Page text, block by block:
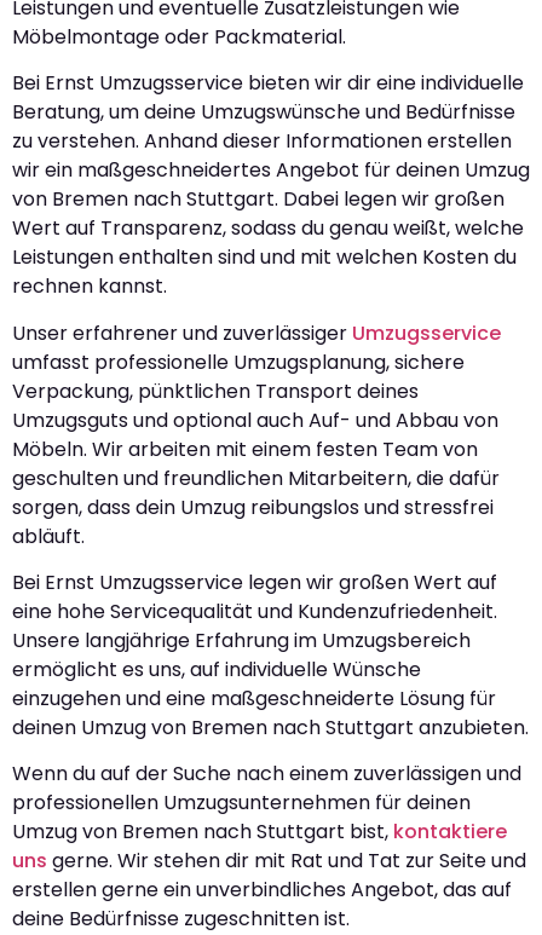
Leistungen und eventuelle Zusatzleistungen wie
Möbelmontage oder Packmaterial.
Bei Ernst Umzugsservice bieten wir dir eine individuelle
Beratung, um deine Umzugswünsche und Bedürfnisse
zu verstehen. Anhand dieser Informationen erstellen
wir ein maßgeschneidertes Angebot für deinen Umzug
von Bremen nach Stuttgart. Dabei legen wir großen
Wert auf Transparenz, sodass du genau weißt, welche
Leistungen enthalten sind und mit welchen Kosten du
rechnen kannst.
Unser erfahrener und zuverlässiger Umzugsservice
umfasst professionelle Umzugsplanung, sichere
Verpackung, pünktlichen Transport deines
Umzugsguts und optional auch Auf- und Abbau von
Möbeln. Wir arbeiten mit einem festen Team von
geschulten und freundlichen Mitarbeitern, die dafür
sorgen, dass dein Umzug reibungslos und stressfrei
abläuft.
Bei Ernst Umzugsservice legen wir großen Wert auf
eine hohe Servicequalität und Kundenzufriedenheit.
Unsere langjährige Erfahrung im Umzugsbereich
ermöglicht es uns, auf individuelle Wünsche
einzugehen und eine maßgeschneiderte Lösung für
deinen Umzug von Bremen nach Stuttgart anzubieten.
Wenn du auf der Suche nach einem zuverlässigen und
professionellen Umzugsunternehmen für deinen
Umzug von Bremen nach Stuttgart bist, kontaktiere
uns gerne. Wir stehen dir mit Rat und Tat zur Seite und
erstellen gerne ein unverbindliches Angebot, das auf
deine Bedürfnisse zugeschnitten ist.